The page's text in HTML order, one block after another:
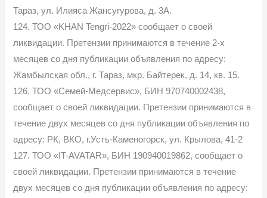
Тараз, ул. Илияса Жансугурова, д. 3А.
124. ТОО «KHAN Tengri-2022» сообщает о своей
ликвидации. Претензии принимаются в течение 2-х
месяцев со дня публикации объявления по адресу:
Жамбылская обл., г. Тараз, мкр. Байтерек, д. 14, кв. 15.
126. ТОО «Семей-Медсервис», БИН 970740002438,
сообщает о своей ликвидации. Претензии принимаются в
течение двух месяцев со дня публикации объявления по
адресу: РК, ВКО, г.Усть-Каменогорск, ул. Крылова, 41-2
127. ТОО «IT-AVATAR», БИН 190940019862, сообщает о
своей ликвидации. Претензии принимаются в течение
двух месяцев со дня публикации объявления по адресу: